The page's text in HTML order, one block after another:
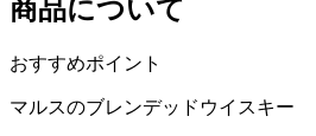
商品について
おすすめポイント
マルスのブレンデッドウイスキー